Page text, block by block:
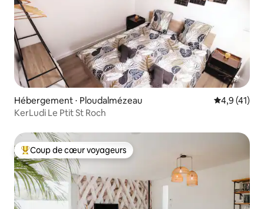
Hébergement ⋅ Ploudalmézeau Évaluation
4,9 (41)
KerLudi Le Ptit St Roch
Coups de cœur voyageurs les plus appréciés
Coup de cœur voyageurs